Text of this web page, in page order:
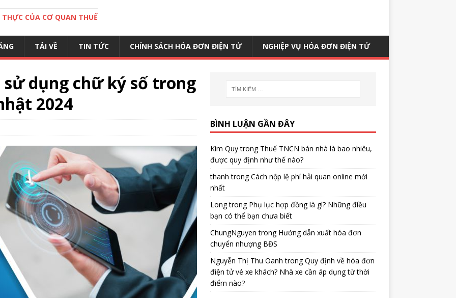
CỦA CƠ QUAN THUẾ
TẢI VỀ TIN TỨC CHÍNH SÁCH HÓA ĐƠN ĐIỆN TỬ NGHIỆP VỤ HÓA ĐƠN ĐIỆN TỬ
dụng chữ ký số trong
2024
BÌNH LUẬN GẦN ĐÂY
Kim Quytrong Thuế TNCN bán nhà là bao nhiêu,
được quy định như thế nào?
thanh trongCách nộp lệ phí hải quan online mới
nhất
Longtrong Phụ lục hợp đồng là gì? Những điều
bạn có thể bạn chưa biết
ChungNguyen trong Hướng dẫn xuất hóa đơn
chuyển nhượng BĐS
Nguyễn Thị Thu Oanh trongQuy định về hóa đơn
điện tử vé xe khách? Nhà xe cần áp dụng từ thời
điểm nào?